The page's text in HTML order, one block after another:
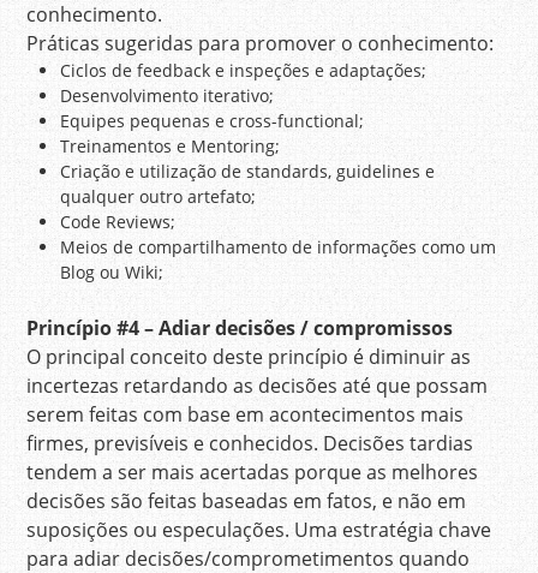
conhecimento.
Práticas sugeridas para promover o conhecimento:
Ciclos de feedback e inspeções e adaptações;
Desenvolvimento iterativo;
Equipes pequenas e cross-functional;
Treinamentos e Mentoring;
Criação e utilização de standards, guidelines e
qualquer outro artefato;
Code Reviews;
Meios de compartilhamento de informações como um
Blog ou Wiki;
Princípio#4 – Adiar decisões / compromissos
O principal conceito deste princípio é diminuir as
incertezas retardando as decisões até que possam
serem feitas com base em acontecimentos mais
firmes, previsíveis e conhecidos. Decisões tardias
tendem a ser mais acertadas porque as melhores
decisões são feitas baseadas em fatos, e não em
suposições ou especulações. Uma estratégia chave
para adiar decisões/comprometimentos quando